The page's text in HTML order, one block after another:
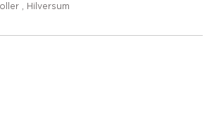
, Hilversum